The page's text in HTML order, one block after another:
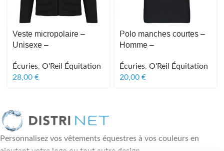
Veste micropolaire –
Unisexe –
Écuries, O'Reil Équitation
28,00 €
Polo manches courtes –
Homme –
Écuries, O'Reil Équitation
20,00 €
Personnalisez vos vêtements équestres à vos couleurs en